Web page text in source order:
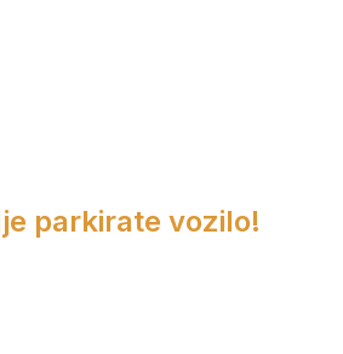
parkirate vozilo!